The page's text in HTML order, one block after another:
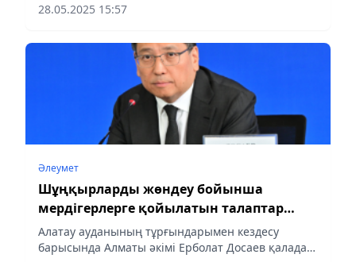
28.05.2025 15:57
Әлеумет
Шұңқырларды жөндеу бойынша
мердігерлерге қойылатын талаптар
күшейтіледі
Алатау ауданының тұрғындарымен кездесу
барысында Алматы әкімі Ерболат Досаев қалада